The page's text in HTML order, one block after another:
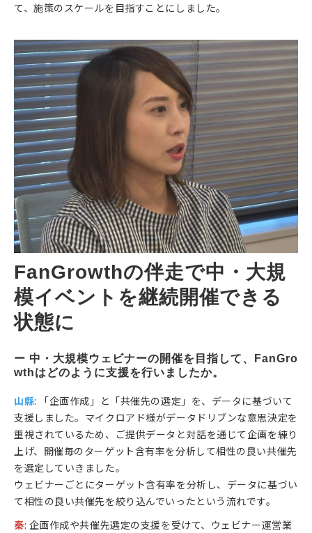
て、施策のスケールを目指すことにしました。
FanGrowthの伴走で中・大規
模イベントを継続開催できる
状態に
ー 中・大規模ウェビナーの開催を目指して、FanGro
wthはどのように支援を行いましたか。
山縣: 「企画作成」と「共催先の選定」を、データに基づいて
支援しました。マイクロアド様がデータドリブンな意思決定を
重視されているため、ご提供データと対話を通じて企画を練り
上げ、開催毎のターゲット含有率を分析して相性の良い共催先
を選定していきました。
ウェビナーごとにターゲット含有率を分析し、データに基づい
て相性の良い共催先を絞り込んでいったという流れです。
秦: 企画作成や共催先選定の支援を受けて、ウェビナー運営業